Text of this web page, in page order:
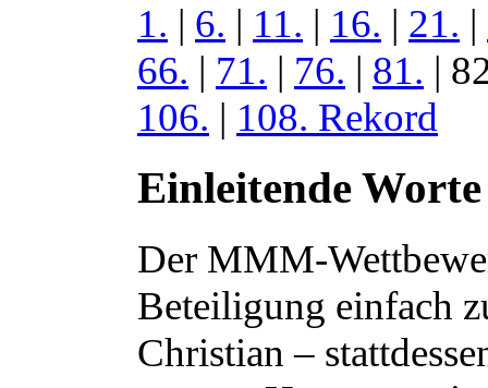
1. | 6. | 11. | 16. | 21. |
66. | 71. | 76. | 81. |
106. | 108. Rekord
Einleitende Worte
Der MMM-
Beteiligung einfach
Christian –